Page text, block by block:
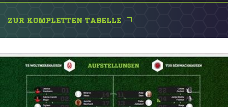
ZUR KOMPLETTEN TABELLE